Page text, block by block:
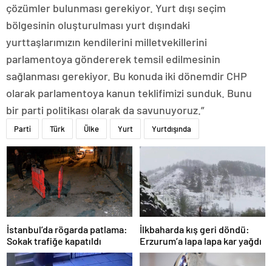
çözümler bulunması gerekiyor. Yurt dışı seçim
bölgesinin oluşturulması yurt dışındaki
yurttaşlarımızın kendilerini milletvekillerini
parlamentoya göndererek temsil edilmesinin
sağlanması gerekiyor. Bu konuda iki dönemdir CHP
olarak parlamentoya kanun teklifimizi sunduk. Bunu
bir parti politikası olarak da savunuyoruz.”
Parti Türk Ülke Yurt Yurtdışında
İstanbul’da rögarda patlama:
Sokak trafiğe kapatıldı
İlkbaharda kış geri döndü:
Erzurum’a lapa lapa kar yağdı